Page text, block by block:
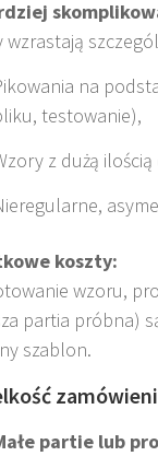
wzrastają
na
testowanie),
z dużą
koszty:
wzoru,
partia próbna)
szablon.
partie lub